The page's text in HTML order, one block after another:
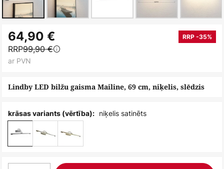
uz
galerijas
sākumu
Lindby LED bilžu gaisma Mailine, 69 cm, niķelis, slēdzis
64,90 € RRP -35%
RRP99,90 €
ar PVN
krāsas variants (vērtība): niķelis satinēts